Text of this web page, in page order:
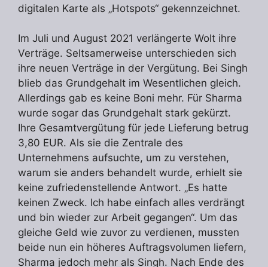
digitalen Karte als „Hotspots“ gekennzeichnet.
Im Juli und August 2021 verlängerte Wolt ihre
Verträge. Seltsamerweise unterschieden sich
ihre neuen Verträge in der Vergütung. Bei Singh
blieb das Grundgehalt im Wesentlichen gleich.
Allerdings gab es keine Boni mehr. Für Sharma
wurde sogar das Grundgehalt stark gekürzt.
Ihre Gesamtvergütung für jede Lieferung betrug
3,80 EUR. Als sie die Zentrale des
Unternehmens aufsuchte, um zu verstehen,
warum sie anders behandelt wurde, erhielt sie
keine zufriedenstellende Antwort. „Es hatte
keinen Zweck. Ich habe einfach alles verdrängt
und bin wieder zur Arbeit gegangen“. Um das
gleiche Geld wie zuvor zu verdienen, mussten
beide nun ein höheres Auftragsvolumen liefern,
Sharma jedoch mehr als Singh. Nach Ende des